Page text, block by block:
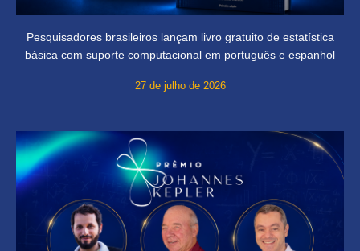
Pesquisadores brasileiros lançam livro gratuito de estatística
básica com suporte computacional em português e espanhol
27 de julho de 2026